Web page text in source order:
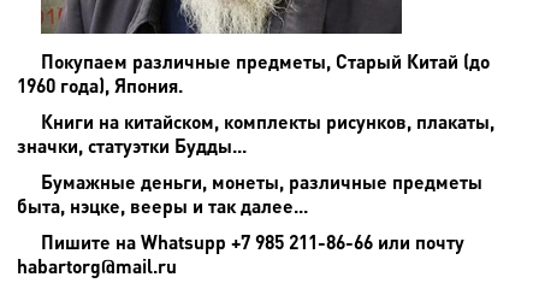
Покупаем различные предметы, Старый Китай (до
1960 года), Япония.
Книги на китайском, комплекты рисунков, плакаты,
значки, статуэтки Будды...
Бумажные деньги, монеты, различные предметы
быта, нэцке, вееры и так далее...
Пишите на Whatsupp +7 985 211-86-66 или почту
habartorg@mail.ru